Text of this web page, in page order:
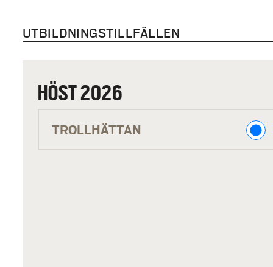
fordonstekniken. Du får
Vilka kurser ingår?
För att se vilka kurser
UTBILDNINGSTILLFÄLLEN
HÖST 2026
Ö
TROLLHÄTTAN